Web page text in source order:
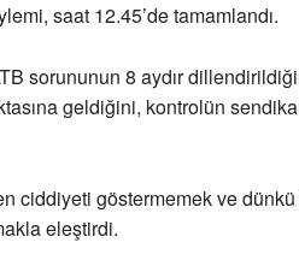
saat 12.45’de tamamlandı.
sorununun 8 aydır
geldiğini, kontrolün
ciddiyeti göstermemek ve
eleştirdi.